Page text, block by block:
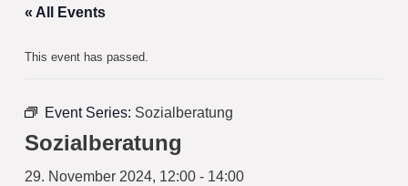
« All Events
This event has passed.
Event Series: Sozialberatung
Sozialberatung
29. November 2024, 12:00- 14:00